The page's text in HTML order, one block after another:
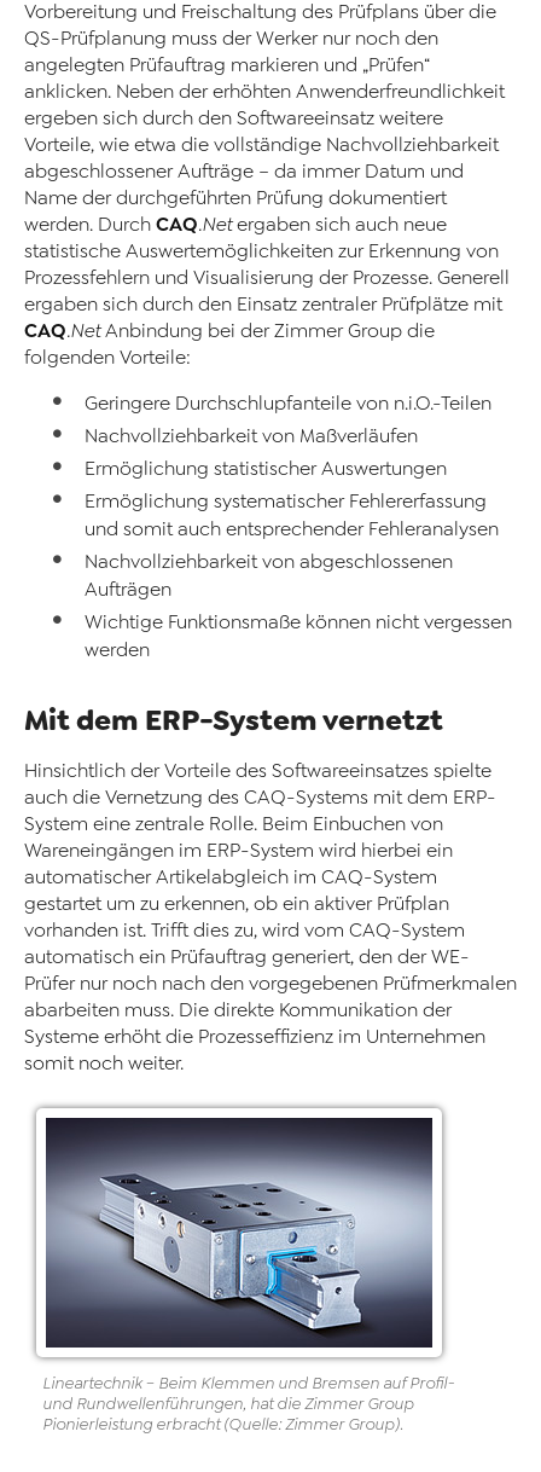
Vorbereitung und Freischaltung des Prüfplans über die
QS-Prüfplanung muss der Werker nur noch den
angelegten Prüfauftrag markieren und „Prüfen“
anklicken. Neben der erhöhten Anwenderfreundlichkeit
ergeben sich durch den Softwareeinsatz weitere
Vorteile, wie etwa die vollständige Nachvollziehbarkeit
abgeschlossener Aufträge – da immer Datum und
Name der durchgeführten Prüfung dokumentiert
werden. Durch CAQ.Netergaben sich auch neue
statistische Auswertemöglichkeiten zur Erkennung von
Prozessfehlern und Visualisierung der Prozesse. Generell
ergaben sich durch den Einsatz zentraler Prüfplätze mit
CAQ.NetAnbindung bei der Zimmer Group die
folgenden Vorteile:
Geringere Durchschlupfanteile von n.i.O.-Teilen
Nachvollziehbarkeit von Maßverläufen
Ermöglichung statistischer Auswertungen
Ermöglichung systematischer Fehlererfassung
und somit auch entsprechender Fehleranalysen
Nachvollziehbarkeit von abgeschlossenen
Aufträgen
Wichtige Funktionsmaße können nicht vergessen
werden
Mit dem ERP-System vernetzt
Hinsichtlich der Vorteile des Softwareeinsatzes spielte
auch die Vernetzung des CAQ-Systems mit dem ERP-
System eine zentrale Rolle. Beim Einbuchen von
Wareneingängen im ERP-System wird hierbei ein
automatischer Artikelabgleich im CAQ-System
gestartet um zu erkennen, ob ein aktiver Prüfplan
vorhanden ist. Trifft dies zu, wird vom CAQ-System
automatisch ein Prüfauftrag generiert, den der WE-
Prüfer nur noch nach den vorgegebenen Prüfmerkmalen
abarbeiten muss. Die direkte Kommunikation der
Systeme erhöht die Prozesseffizienz im Unternehmen
somit noch weiter.
Lineartechnik – Beim Klemmen und Bremsen auf Profil-
und Rundwellenführungen, hat die Zimmer Group
Pionierleistung erbracht (Quelle: Zimmer Group).